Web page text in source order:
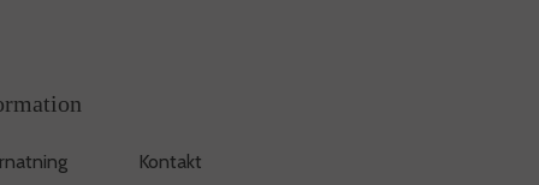
Kontakt